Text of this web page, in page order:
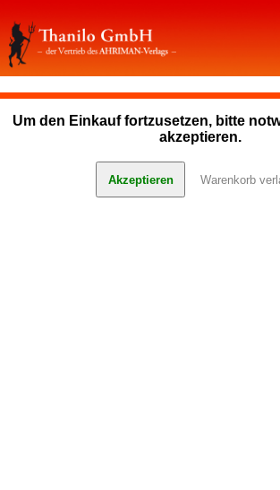
Um den Einkauf fortzusetzen, bitte
akzeptieren.
Akzeptieren Warenkorb